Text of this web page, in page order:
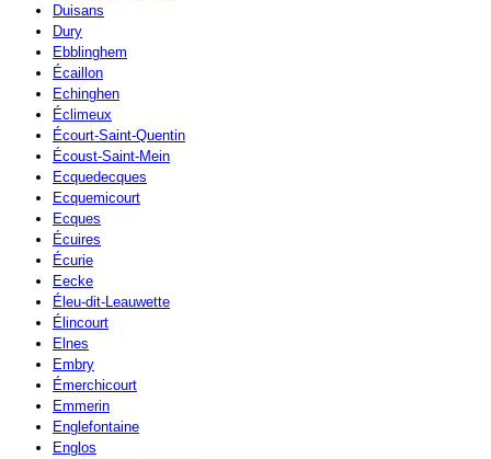
Duisans
Dury
Ebblinghem
Écaillon
Echinghen
Éclimeux
Écourt-Saint-Quentin
Écoust-Saint-Mein
Ecquedecques
Ecquemicourt
Ecques
Écuires
Écurie
Eecke
Éleu-dit-Leauwette
Élincourt
Elnes
Embry
Émerchicourt
Emmerin
Englefontaine
Englos